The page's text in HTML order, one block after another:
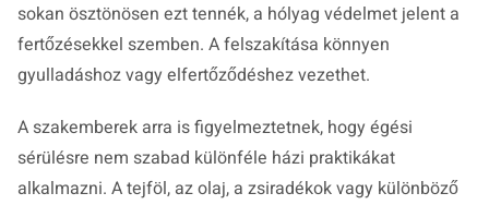
sokan ösztönösen ezt tennék, a hólyag védelmet jelent a
fertőzésekkel szemben. A felszakítása könnyen
gyulladáshoz vagy elfertőződéshez vezethet.
A szakemberek arra is figyelmeztetnek, hogy égési
sérülésre nem szabad különféle házi praktikákat
alkalmazni. A tejföl, az olaj, a zsiradékok vagy különböző